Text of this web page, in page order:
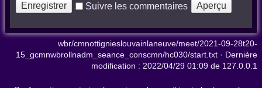
Suivre les commentaires
wbr/cmnottignieslouvainlaneuve/meet/2021-09-28t20-
15_gcmnwbrollnadm_seance_conscmn/hc030/start.txt · Dernière
modification : 2022/04/29 01:09 de 127.0.0.1